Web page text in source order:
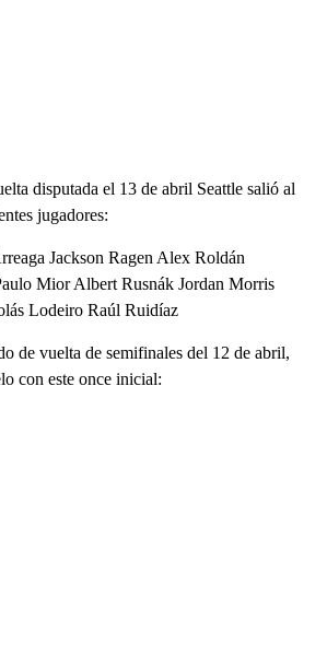
disputada el 13 de abril Seattle salió al
jugadores:
Jackson Ragen Alex Roldán
Mior Albert Rusnák Jordan Morris
Lodeiro Raúl Ruidíaz
de vuelta de semifinales del 12 de abril,
con este once inicial: